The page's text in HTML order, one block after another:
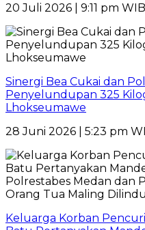
20 Juli 2026 | 9:11 pm WIB
Sinergi Bea Cukai dan
Penyelundupan 325
Lhokseumawe
28 Juni 2026 | 5:23 pm
Keluarga Korban